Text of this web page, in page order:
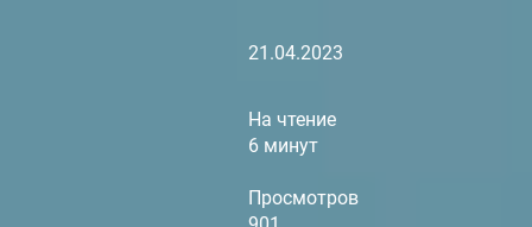
21.04.2023
На чтение
6 минут
Просмотров